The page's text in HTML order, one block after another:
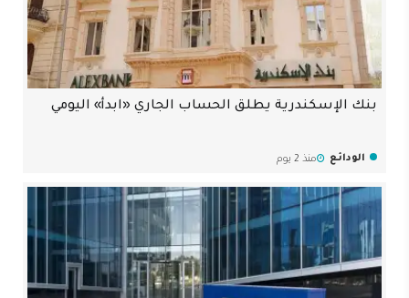
بنك الإسكندرية يطلق الحساب الجاري «ابدأ» اليومي
الودائع منذ 2 يوم